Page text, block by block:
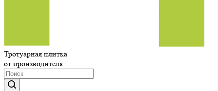
Тротуарная плитка
от производителя